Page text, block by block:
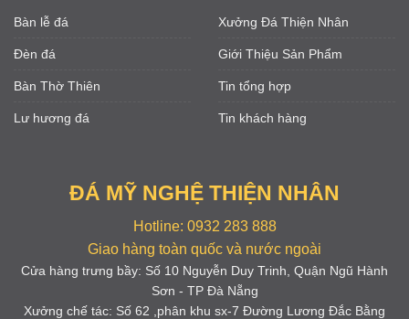
Bàn lễ đá
Đèn đá
Bàn Thờ Thiên
Lư hương đá
Xưởng Đá Thiện Nhân
Giới Thiệu Sản Phẩm
Tin tổng hợp
Tin khách hàng
ĐÁ MỸ NGHỆ THIỆN NHÂN
Hotline: 0932 283 888
Giao hàng toàn quốc và nước ngoài
Cửa hàng trưng bầy: Số 10 Nguyễn Duy Trinh, Quận Ngũ Hành
Sơn - TP Đà Nẵng
Xưởng chế tác: Số 62 ,phân khu sx-7 Đường Lương Đắc Bằng